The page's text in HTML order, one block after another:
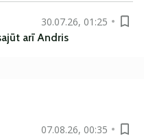
30.07.26, 01:25
arī Andris
07.08.26, 00:35